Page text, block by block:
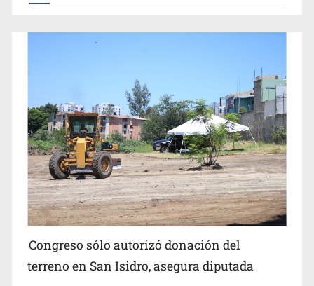
Congreso sólo autorizó donación del
terreno en San Isidro, asegura diputada